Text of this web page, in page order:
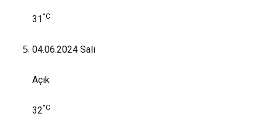
31 °C
04.06.2024 Salı
Açık
32°C